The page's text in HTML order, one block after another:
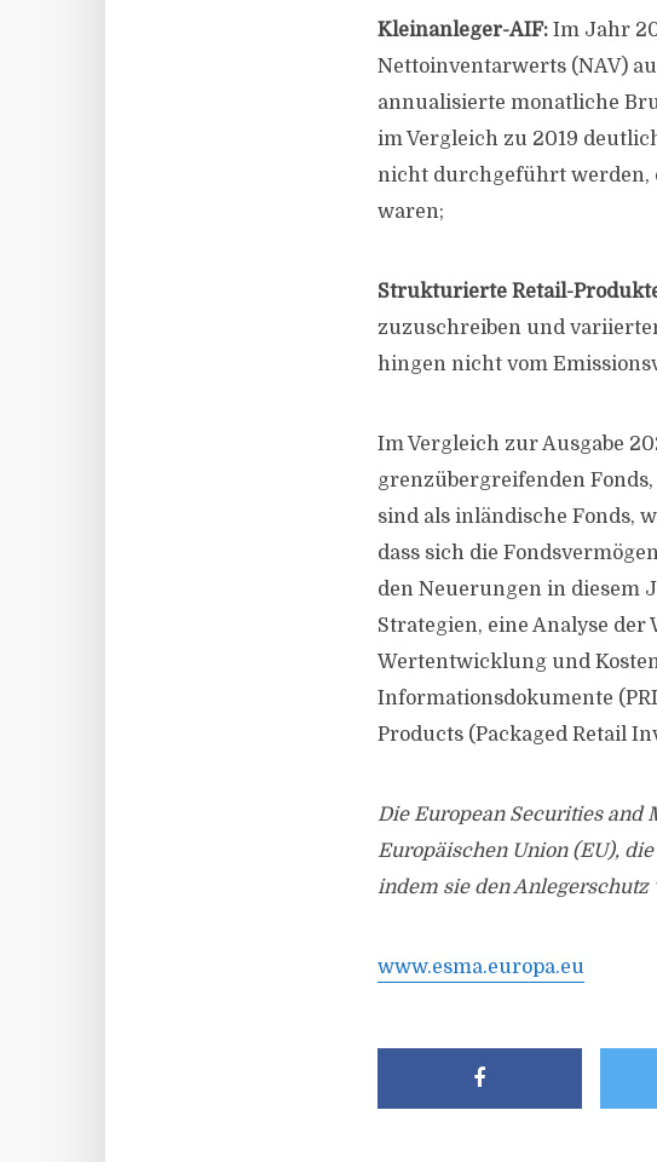
Kleinanleger-AIF: Im Jahr
Nettoinventarwerts (NAV)
annualisierte monatliche
im Vergleich zu 2019
nicht durchgeführt werden,
waren;
Strukturierte Retail-
zuzuschreiben und
hingen nicht vom
Im Vergleich zur Ausgabe
grenzübergreifenden
sind als inländische Fonds,
dass sich die
den Neuerungen in diesem
Strategien, eine Analyse
Wertentwicklung und
Informationsdokumente
Products (Packaged Retail
Die European Securities and
Europäischen Union (EU),
indem sie den
www.esma.europa.eu